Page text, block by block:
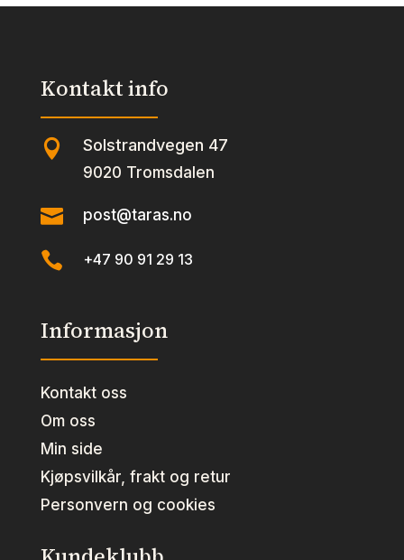
Kontakt info
 Solstrandvegen 47
9020 Tromsdalen
 post@taras.no
 +47 90 91 29 13
Informasjon
Kontakt oss
Om oss
Min side
Kjøpsvilkår, frakt og retur
Personvern og cookies